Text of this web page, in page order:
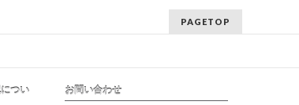
PAGETOP
つい
お問い合わせ